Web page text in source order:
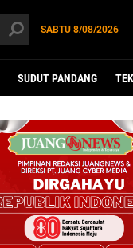
SABTU 8/08/2026
SUDUT PANDANG